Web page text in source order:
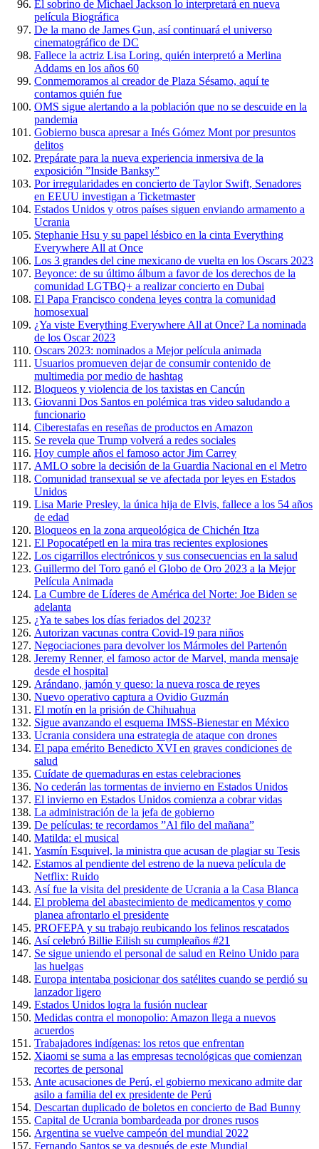
El sobrino de Michael Jackson lo interpretará en nueva
película Biográfica
De la mano de James Gun, así continuará el universo
cinematográfico de DC
Fallece la actriz Lisa Loring, quién interpretó a Merlina
Addams en los años 60
Conmemoramos al creador de Plaza Sésamo, aquí te
contamos quién fue
OMS sigue alertando a la población que no se descuide en la
pandemia
Gobierno busca apresar a Inés Gómez Mont por presuntos
delitos
Prepárate para la nueva experiencia inmersiva de la
exposición ”Inside Banksy”
Por irregularidades en concierto de Taylor Swift, Senadores
en EEUU investigan a Ticketmaster
Estados Unidos y otros países siguen enviando armamento a
Ucrania
Stephanie Hsu y su papel lésbico en la cinta Everything
Everywhere All at Once
Los 3 grandes del cine mexicano de vuelta en los Oscars 2023
Beyonce: de su último álbum a favor de los derechos de la
comunidad LGTBQ+ a realizar concierto en Dubai
El Papa Francisco condena leyes contra la comunidad
homosexual
¿Ya viste Everything Everywhere All at Once? La nominada
de los Oscar 2023
Oscars 2023: nominados a Mejor película animada
Usuarios promueven dejar de consumir contenido de
multimedia por medio de hashtag
Bloqueos y violencia de los taxistas en Cancún
Giovanni Dos Santos en polémica tras video saludando a
funcionario
Ciberestafas en reseñas de productos en Amazon
Se revela que Trump volverá a redes sociales
Hoy cumple años el famoso actor Jim Carrey
AMLO sobre la decisión de la Guardia Nacional en el Metro
Comunidad transexual se ve afectada por leyes en Estados
Unidos
Lisa Marie Presley, la única hija de Elvis, fallece a los 54 años
de edad
Bloqueos en la zona arqueológica de Chichén Itza
El Popocatépetl en la mira tras recientes explosiones
Los cigarrillos electrónicos y sus consecuencias en la salud
Guillermo del Toro ganó el Globo de Oro 2023 a la Mejor
Película Animada
La Cumbre de Líderes de América del Norte: Joe Biden se
adelanta
¿Ya te sabes los días feriados del 2023?
Autorizan vacunas contra Covid-19 para niños
Negociaciones para devolver los Mármoles del Partenón
Jeremy Renner, el famoso actor de Marvel, manda mensaje
desde el hospital
Arándano, jamón y queso: la nueva rosca de reyes
Nuevo operativo captura a Ovidio Guzmán
El motín en la prisión de Chihuahua
Sigue avanzando el esquema IMSS-Bienestar en México
Ucrania considera una estrategia de ataque con drones
El papa emérito Benedicto XVI en graves condiciones de
salud
Cuídate de quemaduras en estas celebraciones
No cederán las tormentas de invierno en Estados Unidos
El invierno en Estados Unidos comienza a cobrar vidas
La administración de la jefa de gobierno
De películas: te recordamos ”Al filo del mañana”
Matilda: el musical
Yasmín Esquivel, la ministra que acusan de plagiar su Tesis
Estamos al pendiente del estreno de la nueva película de
Netflix: Ruido
Así fue la visita del presidente de Ucrania a la Casa Blanca
El problema del abastecimiento de medicamentos y como
planea afrontarlo el presidente
PROFEPA y su trabajo reubicando los felinos rescatados
Así celebró Billie Eilish su cumpleaños #21
Se sigue uniendo el personal de salud en Reino Unido para
las huelgas
Europa intentaba posicionar dos satélites cuando se perdió su
lanzador ligero
Estados Unidos logra la fusión nuclear
Medidas contra el monopolio: Amazon llega a nuevos
acuerdos
Trabajadores indígenas: los retos que enfrentan
Xiaomi se suma a las empresas tecnológicas que comienzan
recortes de personal
Ante acusaciones de Perú, el gobierno mexicano admite dar
asilo a familia del ex presidente de Perú
Descartan duplicado de boletos en concierto de Bad Bunny
Capital de Ucrania bombardeada por drones rusos
Argentina se vuelve campeón del mundial 2022
Fernando Santos se va después de este Mundial